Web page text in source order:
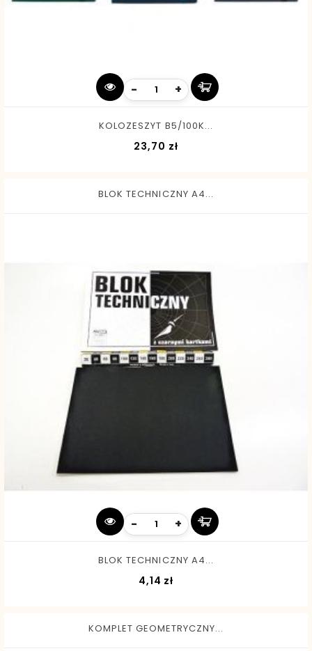
- +
KOLOZESZYT B5/100K...
23,70 złCena
BLOK TECHNICZNY A4...
- +
BLOK TECHNICZNY A4...
4,14 zł
KOMPLET GEOMETRYCZNY...